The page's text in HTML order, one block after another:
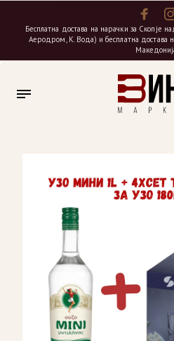
Бесплатна достава на нарачки за Скопје
Аеродром, К. Вода) и бесплатна достава